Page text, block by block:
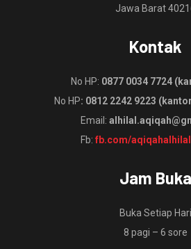
Jawa Barat
Kontak
No HP: 0877 0034 7724
No HP: 0812 2242 9223
Email:
Fb: fb.com/
Jam Buka
Buka Setiap Hari
8 pagi – 6 sore